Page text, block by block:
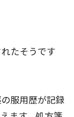
たそうです
服用歴が記録